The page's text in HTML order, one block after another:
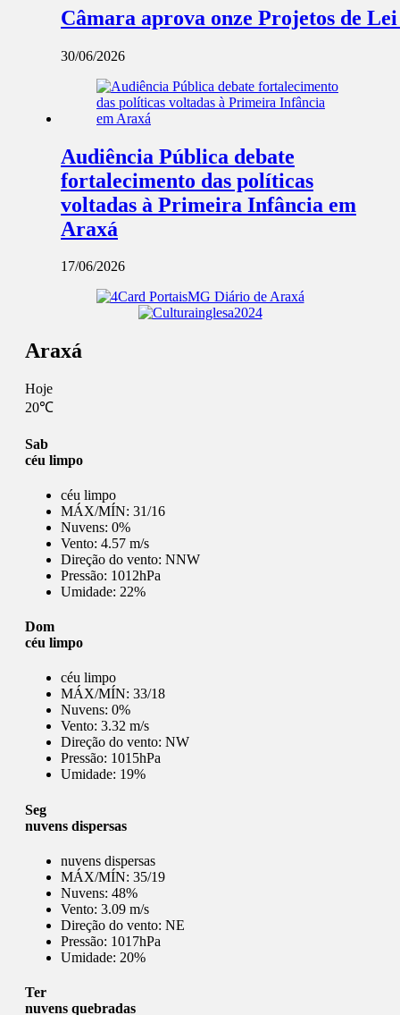
Câmara aprova onze Projetos de
30/06/2026
Audiência Pública debate
fortalecimento das políticas
voltadas à Primeira Infância em
Araxá
17/06/2026
Araxá
Hoje
20℃
Sab
céu limpo
céu limpo
MÁX/MÍN: 31/16
Nuvens: 0%
Vento: 4.57 m/s
Direção do vento: NNW
Pressão: 1012hPa
Umidade: 22%
Dom
céu limpo
céu limpo
MÁX/MÍN: 33/18
Nuvens: 0%
Vento: 3.32 m/s
Direção do vento: NW
Pressão: 1015hPa
Umidade: 19%
Seg
nuvens dispersas
nuvens dispersas
MÁX/MÍN: 35/19
Nuvens: 48%
Vento: 3.09 m/s
Direção do vento: NE
Pressão: 1017hPa
Umidade: 20%
Ter
nuvens quebradas